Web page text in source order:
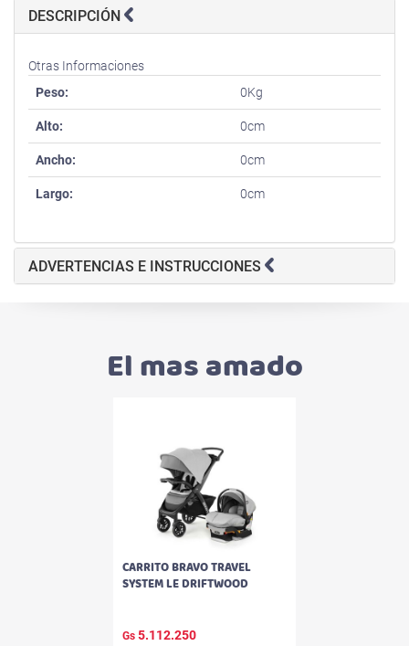
DESCRIPCIÓN
Otras Informaciones
Peso:
0Kg
Alto: 0cm
Ancho: 0cm
Largo: 0cm
ADVERTENCIAS E INSTRUCCIONES
El mas amado
CARRITO BRAVO TRAVEL
SYSTEM LE DRIFTWOOD
Gs 5.112.250